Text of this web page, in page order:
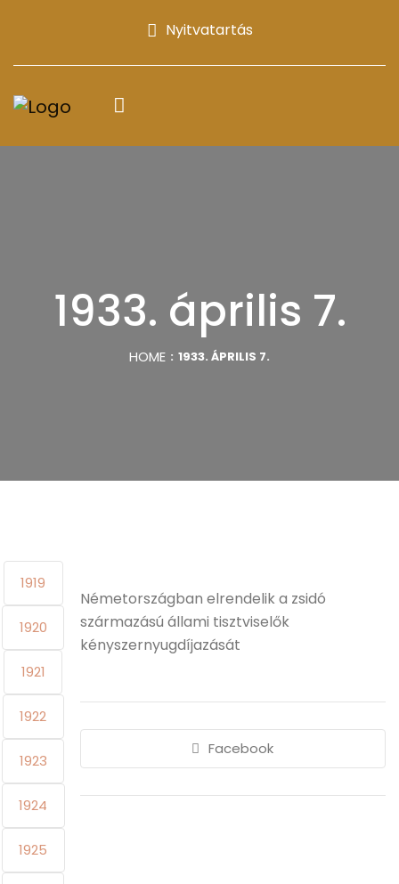
Nyitvatartás
1933. április 7.
HOME 1933. ÁPRILIS 7.
1919
1920
1921
1922
1923
1924
1925
Németországban elrendelik a zsidó
származású állami tisztviselők
kényszernyugdíjazását
Facebook